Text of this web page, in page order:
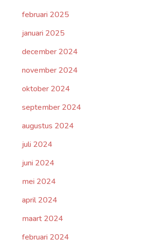
februari 2025
januari 2025
december 2024
november 2024
oktober 2024
september 2024
augustus 2024
juli 2024
juni 2024
mei 2024
april 2024
maart 2024
februari 2024